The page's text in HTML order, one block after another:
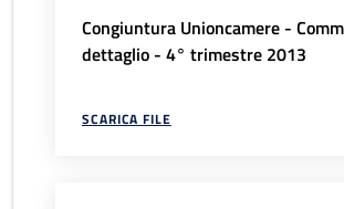
Congiuntura Unioncamere -
dettaglio - 4° trimestre 2013
SCARICA FILE